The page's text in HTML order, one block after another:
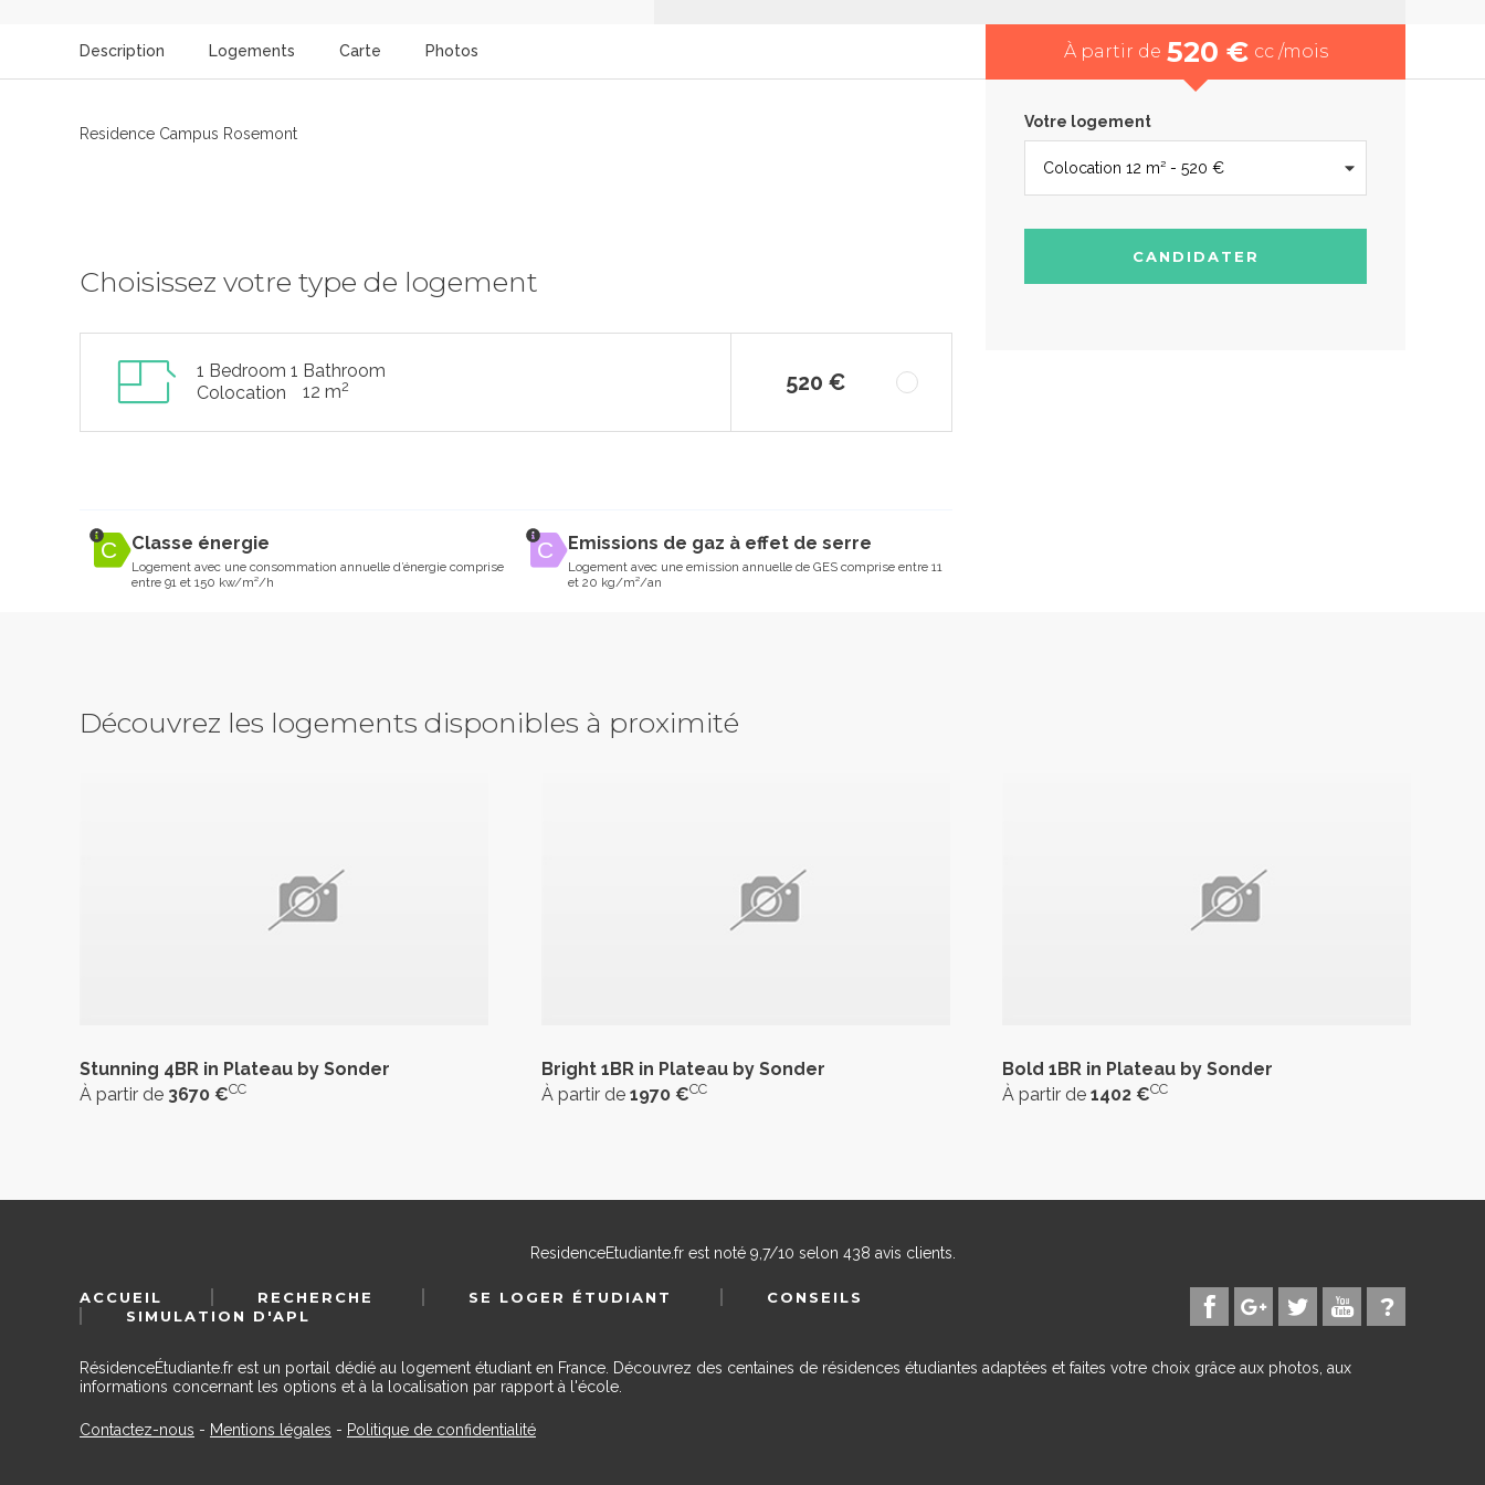
Description Logements Carte Photos
Residence Campus Rosemont
Choisissez votre type de logement
1 Bedroom 1 Bathroom
Colocation
12 m2 520 €
Classe énergie
Logement avec une consommation annuelle d’énergie comprise
entre 91 et 150 kw/m²/h
Emissions de gaz à effet de serre
Logement avec une emission annuelle de GES comprise entre 11
et 20 kg/m²/an
À partir de 520 € cc /mois
Votre logement
CANDIDATER
Découvrez les logements disponibles à proximité
Stunning 4BR in Plateau by Sonder
À partir de 3670 €CC
Bright 1BR in Plateau by Sonder
À partir de 1970 €CC
Bold 1BR in Plateau by Sonder
À partir de 1402 €CC
ResidenceEtudiante.frest noté 9,7/10 selon 438 avis clients.
ACCUEIL RECHERCHE SE LOGER ÉTUDIANT
CONSEILS
SIMULATION D'APL
RésidenceÉtudiante.fr est un portail dédié au logement étudiant en France. Découvrez des centaines de résidences étudiantes adaptées et faites votre choix grâce aux photos, aux
informations concernant les options et à la localisation par rapport à l'école.
Contactez-nous - Mentions légales - Politique de confidentialité